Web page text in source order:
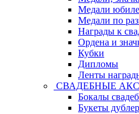
Медали
Медали по
Награды к
Ордена и
Кубки
Дипломы
Ленты
СВАДЕБНЫЕ
Бокалы
Букеты